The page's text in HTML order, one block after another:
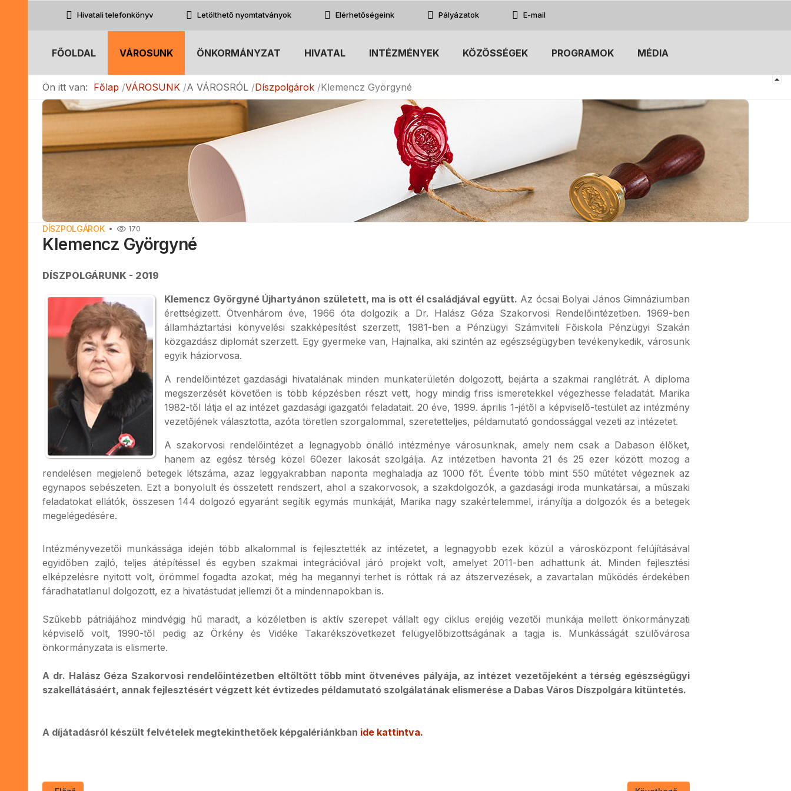
Hivatali telefonkönyv Letölthető nyomtatványok Elérhetőségeink Pályázatok E-mail
FŐOLDAL VÁROSUNK ÖNKORMÁNYZAT HIVATAL INTÉZMÉNYEK KÖZÖSSÉGEK PROGRAMOK MÉDIA
Ön itt van: Főlap VÁROSUNK A VÁROSRÓL Díszpolgárok Klemencz Györgyné
DÍSZPOLGÁROK 170
Klemencz Györgyné
DÍSZPOLGÁRUNK - 2019
Klemencz Györgyné Újhartyánon született, ma is ott él családjával együtt. Az ócsai Bolyai János Gimnáziumban
érettségizett. Ötvenhárom éve, 1966 óta dolgozik a Dr. Halász Géza Szakorvosi Rendelőintézetben. 1969-ben
államháztartási könyvelési szakképesítést szerzett, 1981-ben a Pénzügyi Számviteli Főiskola Pénzügyi Szakán
közgazdász diplomát szerzett. Egy gyermeke van, Hajnalka, aki szintén az egészségügyben tevékenykedik, városunk
egyik háziorvosa.
A rendelőintézet gazdasági hivatalának minden munkaterületén dolgozott, bejárta a szakmai ranglétrát. A diploma
megszerzését követően is több képzésben részt vett, hogy mindig friss ismeretekkel végezhesse feladatát. Marika
1982-től látja el az intézet gazdasági igazgatói feladatait. 20 éve, 1999. április 1-jétől a képviselő-testület az intézmény
vezetőjének választotta, azóta töretlen szorgalommal, szeretetteljes, példamutató gondossággal vezeti az intézetet.
A szakorvosi rendelőintézet a legnagyobb önálló intézménye városunknak, amely nem csak a Dabason élőket,
hanem az egész térség közel 60ezer lakosát szolgálja. Az intézetben havonta 21 és 25 ezer között mozog a
rendelésen megjelenő betegek létszáma, azaz leggyakrabban naponta meghaladja az 1000 főt. Évente több mint 550 műtétet végeznek az
egynapos sebészeten. Ezt a bonyolult és összetett rendszert, ahol a szakorvosok, a szakdolgozók, a gazdasági iroda munkatársai, a műszaki
feladatokat ellátók, összesen 144 dolgozó egyaránt segítik egymás munkáját, Marika nagy szakértelemmel, irányítja a dolgozók és a betegek
megelégedésére.
Intézményvezetői munkássága idején több alkalommal is fejlesztették az intézetet, a legnagyobb ezek közül a városközpont felújításával
egyidőben zajló, teljes átépítéssel és egyben szakmai integrációval járó projekt volt, amelyet 2011-ben adhattunk át. Minden fejlesztési
elképzelésre nyitott volt, örömmel fogadta azokat, még ha megannyi terhet is róttak rá az átszervezések, a zavartalan működés érdekében
fáradhatatlanul dolgozott, ez a hivatástudat jellemzi őt a mindennapokban is.
Szűkebb pátriájához mindvégig hű maradt, a közéletben is aktív szerepet vállalt egy ciklus erejéig vezetői munkája mellett önkormányzati
képviselő volt, 1990-től pedig az Örkény és Vidéke Takarékszövetkezet felügyelőbizottságának a tagja is. Munkásságát szülővárosa
önkormányzata is elismerte.
A dr. Halász Géza Szakorvosi rendelőintézetben eltöltött több mint ötvenéves pályája, az intézet vezetőjeként a térség egészségügyi
szakellátásáért, annak fejlesztésért végzett két évtizedes példamutató szolgálatának elismerése a Dabas Város Díszpolgára kitüntetés.
A díjátadásról készült felvételek megtekinthetőek képgalériánkban ide kattintva.